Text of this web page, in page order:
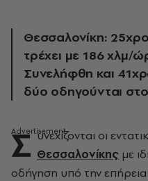
Θεσσαλονίκη:
τρέχει με 186 χλμ/
Συνελήφθη και
δύο οδηγούνται
Σ υνεχίζονται οι
Θεσσαλονίκης με
οδήγηση υπό την